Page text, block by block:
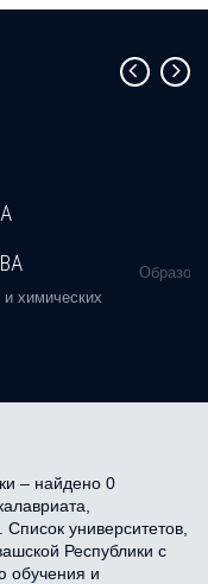
химических
– найдено 0
университетов,
Республики с
обучения и